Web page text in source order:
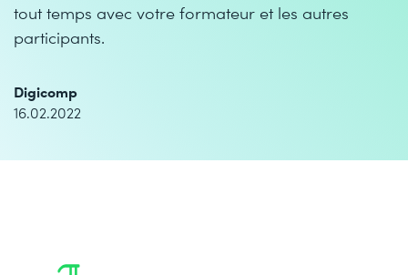
tout temps avec votre formateur et les autres
participants.
Digicomp
16.02.2022